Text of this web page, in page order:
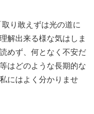
り敢えずは光の道に
解出来る様な気はしま
めず、何となく不安だ
はどのような長期的な
にはよく分かりませ